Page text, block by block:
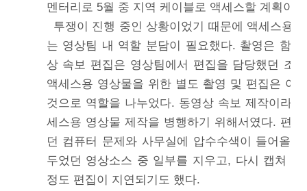
멘터리로 5월 중 지역 케이블로 액세스할 계획이
투쟁이 진행 중인 상황이었기 때문에 액세스용
는 영상팀 내 역할 분담이 필요했다. 촬영은 함
상 속보 편집은 영상팀에서 편집을 담당했던 조
액세스용 영상물을 위한 별도 촬영 및 편집은 야
것으로 역할을 나누었다. 동영상 속보 제작이라
세스용 영상물 제작을 병행하기 위해서였다. 편
던 컴퓨터 문제와 사무실에 압수수색이 들어올
두었던 영상소스 중 일부를 지우고, 다시 캡쳐
정도 편집이 지연되기도 했다.